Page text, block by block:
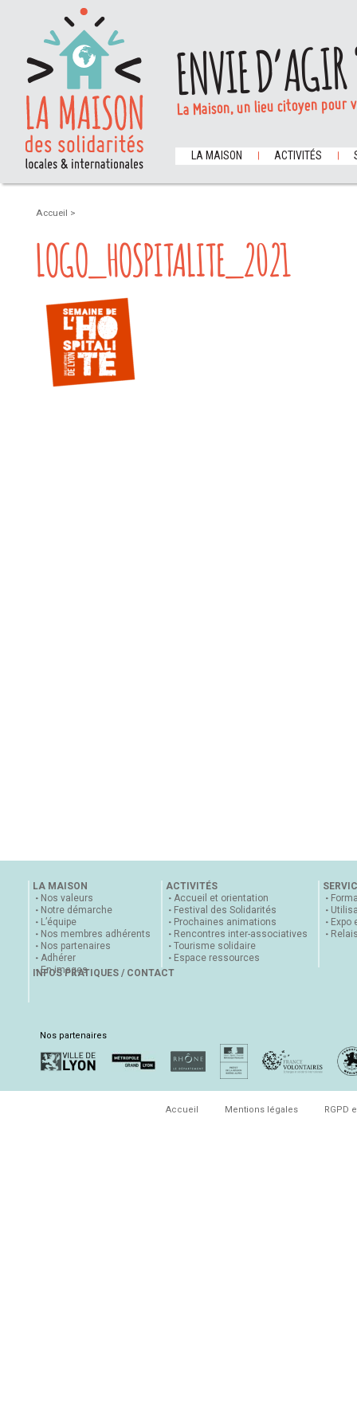
ENVIE
La Maison, un lieu citoyen
LA MAISON ACTIVITÉS
Accueil >
LOGO_HOSPITALITE_2021
LA MAISON
Nos valeurs
Notre démarche
L’équipe
Nos membres adhérents
Nos partenaires
Adhérer
En images
ACTIVITÉS
Accueil et orientation
Festival des Solidarités
Prochaines animations
Rencontres inter-associatives
Tourisme solidaire
Espace ressources
Expo
INFOS PRATIQUES / CONTACT
Nos partenaires
Accueil Mentions légales RGPD